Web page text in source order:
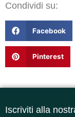
Condividi su:
Facebook
Pinterest
Iscriviti alla